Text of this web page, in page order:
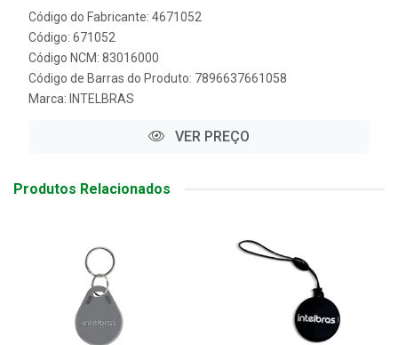
Código do Fabricante: 4671052
Código: 671052
Código NCM: 83016000
Código de Barras do Produto: 7896637661058
Marca: INTELBRAS
VER PREÇO
Produtos Relacionados